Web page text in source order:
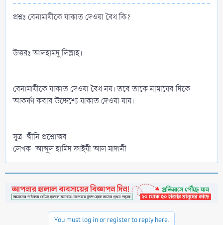
প্রশ্নঃ বেনামাযীকে যাকাত দেওয়া বৈধ কি?
উত্তরঃ আলহামদু লিল্লাহ।
বেনামাযীকে যাকাত দেওয়া বৈধ নয়। তবে তাকে নামাযের দিকে
আকর্ষণ করার উদ্দেশ্যে যাকাত দেওয়া যায়।
সূত্র: দ্বীনি প্রশ্নোত্তর
লেখক: আব্দুল হামিদ ফাইযী আল মাদানী
You must log in or register to reply here.